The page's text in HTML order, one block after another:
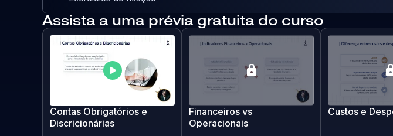
Assista a uma prévia gratuita do curso
play_arrow
Contas Obrigatórios e
Discricionárias
lock
Financeiros vs
Operacionais
Custos e